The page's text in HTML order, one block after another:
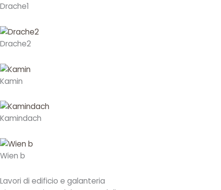
Drache1
Drache2
Kamin
Kamindach
Wien b
Lavori di edificio e galanteria